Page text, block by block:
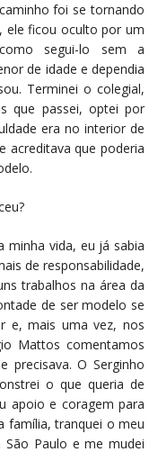
foi se tornando
ele ficou oculto por um
segui-lo sem a
de idade e dependia
Terminei o colegial,
que passei, optei por
era no interior de
acreditava que poderia
minha vida, eu já sabia
de responsabilidade,
trabalhos na área da
de ser modelo se
e, mais uma vez, nos
Mattos comentamos
precisava. O Serginho
o que queria de
apoio e coragem para
família, tranquei o meu
Paulo e me mudei